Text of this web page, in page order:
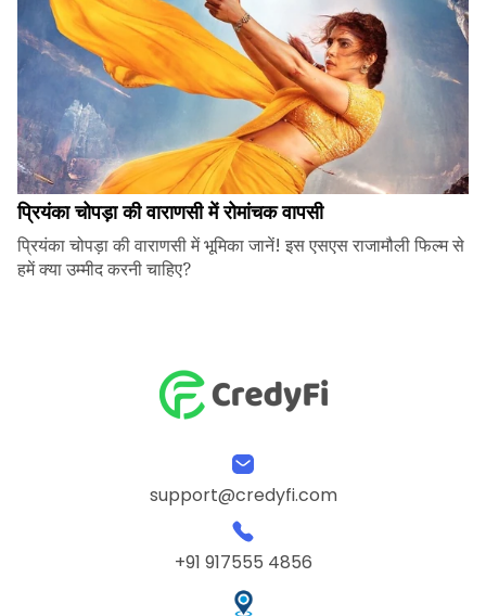
प्रियंका चोपड़ा की वाराणसी में रोमांचक वापसी
प्रियंका चोपड़ा की वाराणसी में भूमिका जानें! इस एसएस राजामौली फिल्म से
हमें क्या उम्मीद करनी चाहिए?
support@credyfi.com
+91 917555 4856